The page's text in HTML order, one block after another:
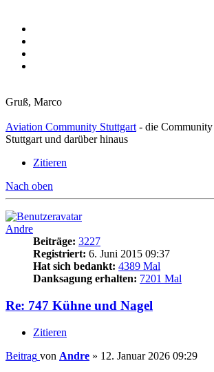
Gruß, Marco
Aviation Community Stuttgart - die
Stuttgart und darüber hinaus
Zitieren
Nach oben
Andre
Beiträge: 3227
Registriert: 6. Juni 2015 09:37
Hat sich bedankt: 4389 Mal
Danksagung erhalten: 7201 Mal
Re: 747 Kühne und Nagel
Zitieren
Beitrag von Andre » 12. Januar 2026 09:29